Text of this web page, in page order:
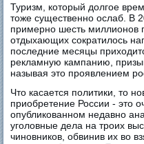
Туризм, который долгое
тоже существенно ослаб. В
примерно шесть миллионов
отдыхающих сократилось
последние месяцы
рекламную кампанию,
называя это проявлением
Что касается политики, то
приобретение России - это
опубликованном недавно
уголовные дела на троих
чиновников, обвинив их во